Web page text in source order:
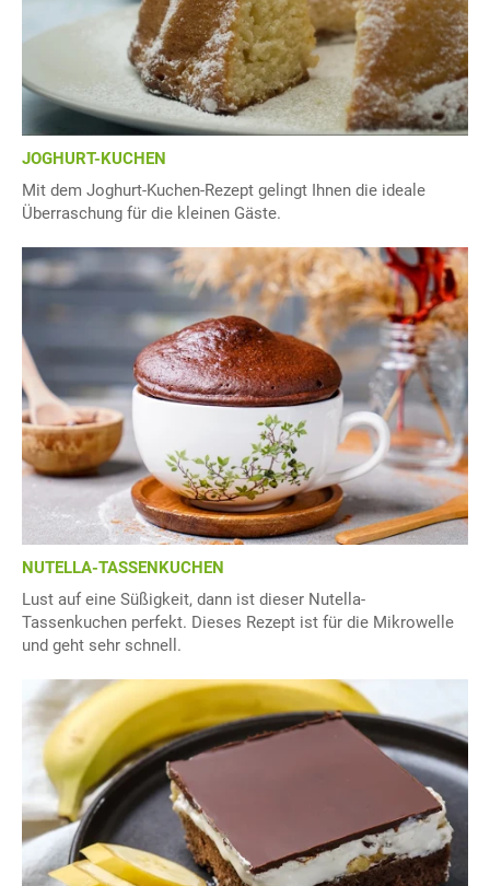
JOGHURT-KUCHEN
Mit dem Joghurt-Kuchen-Rezept gelingt Ihnen die ideale
Überraschung für die kleinen Gäste.
NUTELLA-TASSENKUCHEN
Lust auf eine Süßigkeit, dann ist dieser Nutella-
Tassenkuchen perfekt. Dieses Rezept ist für die Mikrowelle
und geht sehr schnell.